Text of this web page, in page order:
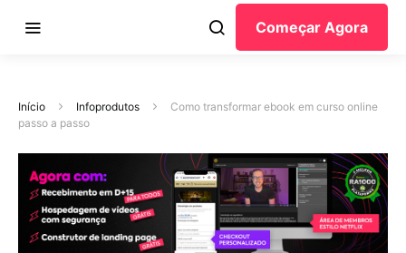
Começar Agora
Início Infoprodutos
Como transformar ebook em curso online
passo a passo